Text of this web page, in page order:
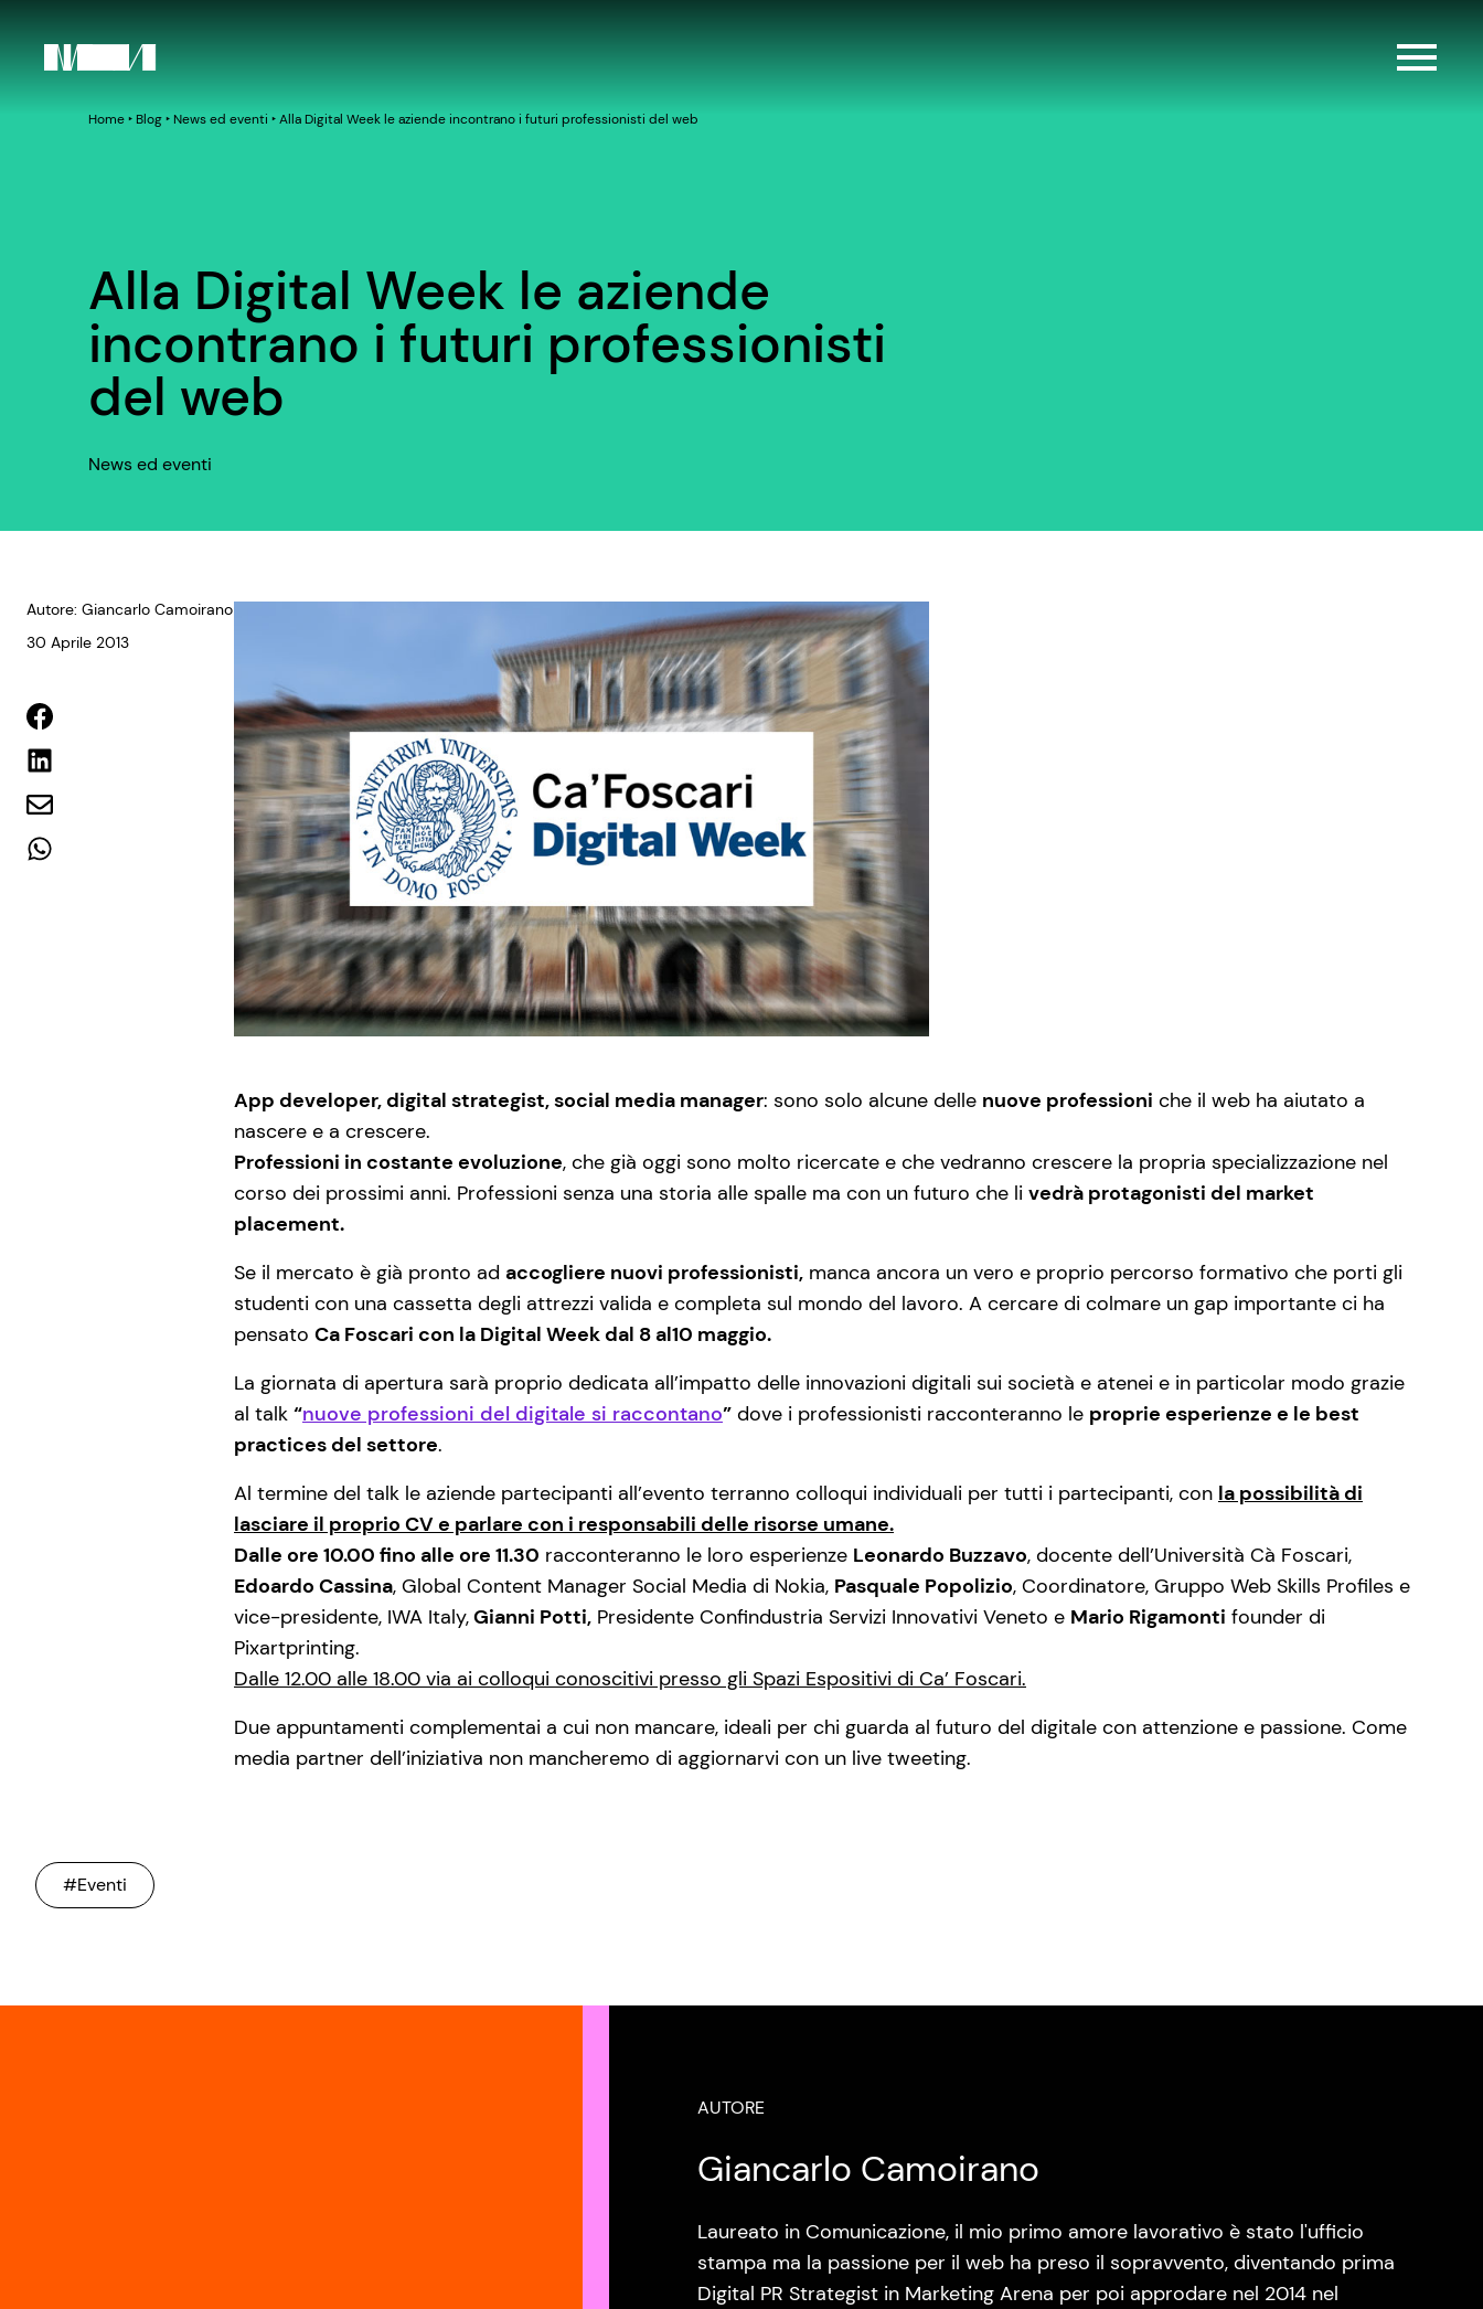
Home‣ Blog‣ News ed eventi ‣Alla Digital Week le aziende incontrano i futuri professionisti del web
Alla Digital Week le aziende
incontrano i futuri professionisti
del web
News ed eventi
Autore: Giancarlo Camoirano
30 Aprile 2013
App developer, digital strategist, social media manager: sono solo alcune delle nuove professioni che il web ha aiutato a
nascere e a crescere.
Professioni in costante evoluzione, che già oggi sono molto ricercate e che vedranno crescere la propria specializzazione nel
corso dei prossimi anni. Professioni senza una storia alle spalle ma con un futuro che li vedrà protagonisti del market
placement.
Se il mercato è già pronto ad accogliere nuovi professionisti, manca ancora un vero e proprio percorso formativo che porti gli
studenti con una cassetta degli attrezzi valida e completa sul mondo del lavoro. A cercare di colmare un gap importante ci ha
pensato Ca Foscari con la Digital Week dal 8 al10 maggio.
La giornata di apertura sarà proprio dedicata all’impatto delle innovazioni digitali sui società e atenei e in particolar modo grazie
al talk “nuove professioni del digitale si raccontano” dove i professionisti racconteranno le proprie esperienze e le best
practices del settore.
Al termine del talk le aziende partecipanti all’evento terranno colloqui individuali per tutti i partecipanti, con la possibilità di
lasciare il proprio CV e parlare con i responsabili delle risorse umane.
Dalle ore 10.00 fino alle ore 11.30 racconteranno le loro esperienze Leonardo Buzzavo, docente dell’Università Cà Foscari,
Edoardo Cassina, Global Content Manager Social Media di Nokia, Pasquale Popolizio, Coordinatore, Gruppo Web Skills Profiles e
vice-presidente, IWA Italy,Gianni Potti, Presidente Confindustria Servizi Innovativi Veneto e Mario Rigamonti founder di
Pixartprinting.
Dalle 12.00 alle 18.00 via ai colloqui conoscitivi presso gli Spazi Espositivi di Ca’ Foscari.
Due appuntamenti complementai a cui non mancare, ideali per chi guarda al futuro del digitale con attenzione e passione. Come
media partner dell’iniziativa non mancheremo di aggiornarvi con un live tweeting.
#Eventi
AUTORE
Giancarlo Camoirano
Laureato in Comunicazione, il mio primo amore lavorativo è stato l'ufficio
stampa ma la passione per il web ha preso il sopravvento, diventando prima
Digital PR Strategist in Marketing Arena per poi approdare nel 2014 nel